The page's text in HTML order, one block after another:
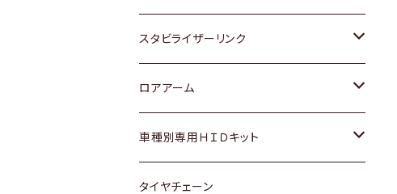
スバル
いすゞ
ダイハツ
マツダ
三菱
スズキ
日産
ダイハツ
マツダ
ホンダ
スズキ
日産
いすゞ
トヨタ
ホンダ
スズキ
日産
スタビライザーリンク
トヨタ
ホンダ
スズキ
ロアアーム
ホンダ
スズキ
車種別専用ＨＩＤキット
トヨタ
タイヤチェーン